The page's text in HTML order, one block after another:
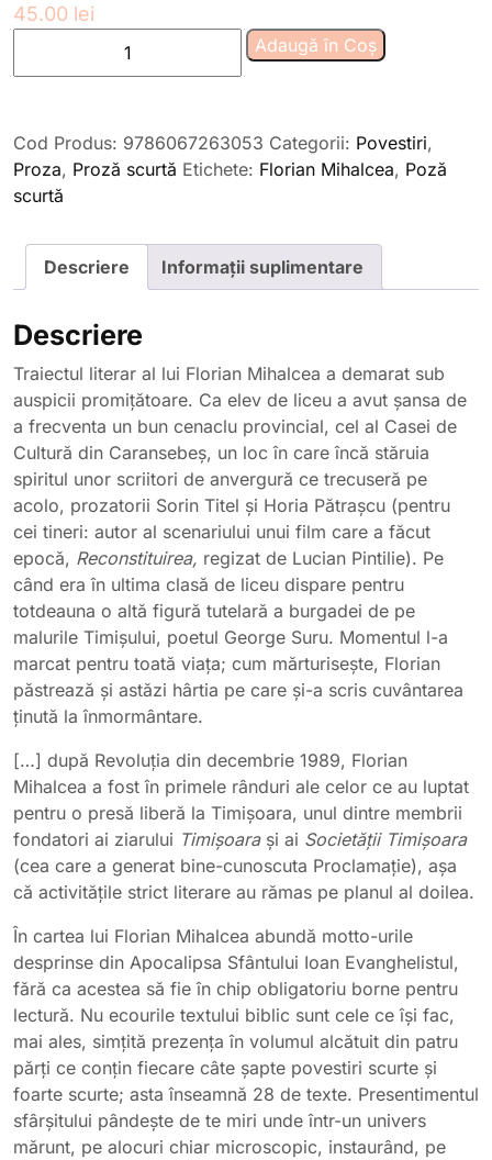
45.00 lei
sfârșitul
lumii,
de
Mihalcea
Adaugă în Coș
Cod Produs: 9786067263053 Categorii: Povestiri,
Proza, Proză scurtă Etichete: Florian Mihalcea, Poză
scurtă
Descriere Informații suplimentare
Descriere
Traiectul literar al lui Florian Mihalcea a demarat sub
auspicii promițătoare. Ca elev de liceu a avut șansa de
a frecventa un bun cenaclu provincial, cel al Casei de
Cultură din Caransebeș, un loc în care încă stăruia
spiritul unor scriitori de anvergură ce trecuseră pe
acolo, prozatorii Sorin Titel și Horia Pătrașcu (pentru
cei tineri: autor al scenariului unui film care a făcut
epocă, Reconstituirea, regizat de Lucian Pintilie). Pe
când era în ultima clasă de liceu dispare pentru
totdeauna o altă figură tutelară a burgadei de pe
malurile Timișului, poetul George Suru. Momentul l-a
marcat pentru toată viața; cum mărturisește, Florian
păstrează și astăzi hârtia pe care și-a scris cuvântarea
ținută la înmormântare.
[…] după Revoluția din decembrie 1989, Florian
Mihalcea a fost în primele rânduri ale celor ce au luptat
pentru o presă liberă la Timișoara, unul dintre membrii
fondatori ai ziarului Timișoarași ai Societății Timișoara
(cea care a generat bine-cunoscuta Proclamație), așa
că activitățile strict literare au rămas pe planul al doilea.
În cartea lui Florian Mihalcea abundă motto-urile
desprinse din Apocalipsa Sfântului Ioan Evanghelistul,
fără ca acestea să fie în chip obligatoriu borne pentru
lectură. Nu ecourile textului biblic sunt cele ce își fac,
mai ales, simțită prezența în volumul alcătuit din patru
părți ce conțin fiecare câte șapte povestiri scurte și
foarte scurte; asta înseamnă 28 de texte. Presentimentul
sfârșitului pândește de te miri unde într-un univers
mărunt, pe alocuri chiar microscopic, instaurând, pe